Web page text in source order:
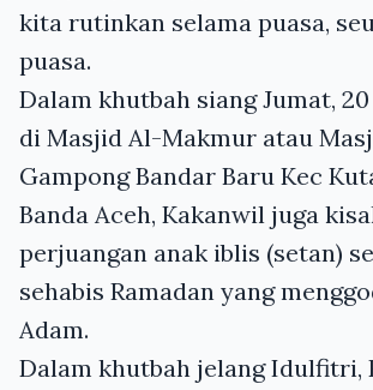
kita rutinkan selama puasa,
puasa.
Dalam khutbah siang Jumat,
di Masjid Al-Makmur atau
Gampong Bandar Baru Kec
Banda Aceh, Kakanwil juga
perjuangan anak iblis (setan)
sehabis Ramadan yang
Adam.
Dalam khutbah jelang Idulfitri,